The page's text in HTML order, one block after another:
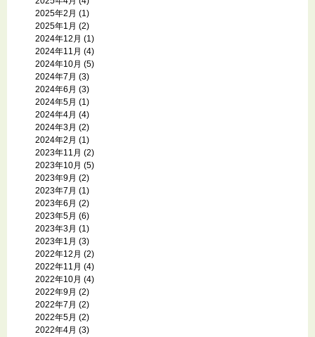
2025年2月 (1)
2025年1月 (2)
2024年12月 (1)
2024年11月 (4)
2024年10月 (5)
2024年7月 (3)
2024年6月 (3)
2024年5月 (1)
2024年4月 (4)
2024年3月 (2)
2024年2月 (1)
2023年11月 (2)
2023年10月 (5)
2023年9月 (2)
2023年7月 (1)
2023年6月 (2)
2023年5月 (6)
2023年3月 (1)
2023年1月 (3)
2022年12月 (2)
2022年11月 (4)
2022年10月 (4)
2022年9月 (2)
2022年7月 (2)
2022年5月 (2)
2022年4月 (3)